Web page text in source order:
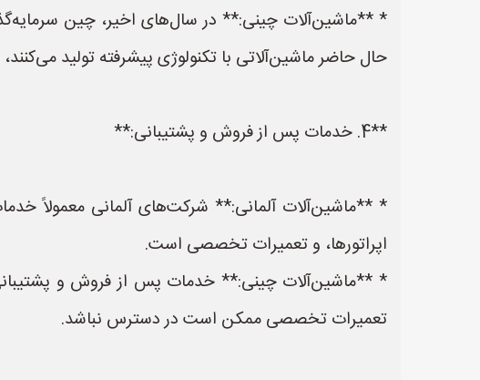
* **ماشین‌آلات چینی:** در سال‌های اخیر، چین
حال حاضر ماشین‌آلاتی با تکنولوژی پیشرفته تولید
**4. خدمات پس از فروش و پشتیبانی:**
* **ماشین‌آلات آلمانی:** شرکت‌های آلمانی معمولاً
اپراتورها، و تعمیرات تخصصی است.
* **ماشین‌آلات چینی:** خدمات پس از فروش و
تعمیرات تخصصی ممکن است در دسترس نباشد.